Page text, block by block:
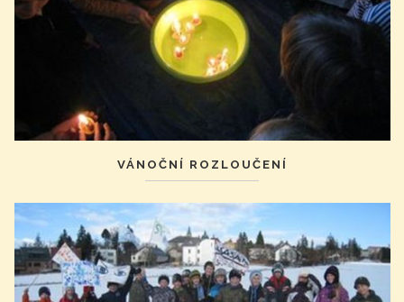
VÁNOČNÍ ROZLOUČENÍ